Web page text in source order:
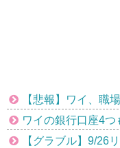
【悲報】ワイ、職
ワイの銀行口座4つ
【グラブル】9/26